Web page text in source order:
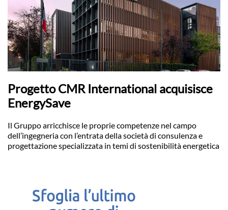
Progetto CMR International acquisisce
EnergySave
Il Gruppo arricchisce le proprie competenze nel campo
dell’ingegneria con l’entrata della società di consulenza e
progettazione specializzata in temi di sostenibilità energetica